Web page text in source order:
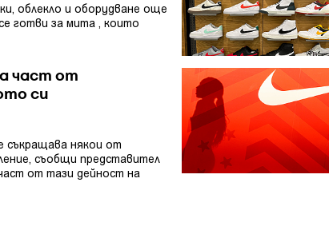
облекло и оборудване още
готви за мита , които
част от
си
съкращава някои от
съобщи представител
от тази дейност на